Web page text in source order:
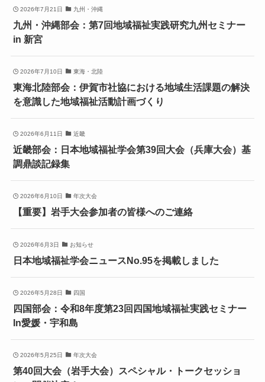
2026年7月21日 九州・沖縄
九州・沖縄部会：第7回地域福祉実践研究九州セミナー
in 新宮
2026年7月10日 東海・北陸
東海北陸部会：伊賀市社協における地域生活課題の解決
を意識した地域福祉活動計画づくり
2026年6月11日 近畿
近畿部会：日本地域福祉学会第39回大会（兵庫大会）基
調鼎談記録集
2026年6月10日 年次大会
【重要】岩手大会参加者の皆様へのご連絡
2026年6月3日 お知らせ
日本地域福祉学会ニュースNo.95を掲載しました
2026年5月28日 四国
四国部会：令和8年度第23回四国地域福祉実践セミナー
In愛媛・宇和島
2026年5月25日 年次大会
第40回大会（岩手大会）スペシャル・トークセッショ